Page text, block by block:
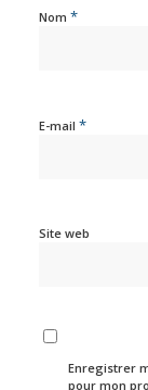
Nom *
E-mail *
Site web
Enregistrer
pour mon